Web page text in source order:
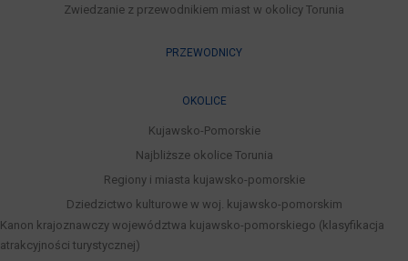
Zwiedzanie z przewodnikiem miast w okolicy Torunia
PRZEWODNICY
OKOLICE
Kujawsko-Pomorskie
Najbliższe okolice Torunia
Regiony i miasta kujawsko-pomorskie
Dziedzictwo kulturowe w woj. kujawsko-pomorskim
Kanon krajoznawczy województwa kujawsko-pomorskiego (klasyfikacja
atrakcyjności turystycznej)